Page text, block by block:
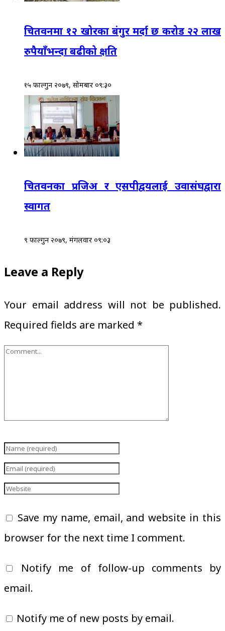
चितवनमा १२ खोरका बंगुर मर्दा छ करोड २२ लाख
रुपैयाँभन्दा बढीको क्षति
१५ फाल्गुन २०७९, सोमबार ०९:३०
चितवनका प्रजिअ र एसपीद्वयलाई उवासंघद्वारा
स्वागत
९ फाल्गुन २०७९, मंगलवार ०९:०३
Leave a Reply
Your email address will not be published.
Required fields are marked *
Save my name, email, and website in this
browser for the next time I comment.
Notify me of follow-up comments by
email.
Notify me of new posts by email.